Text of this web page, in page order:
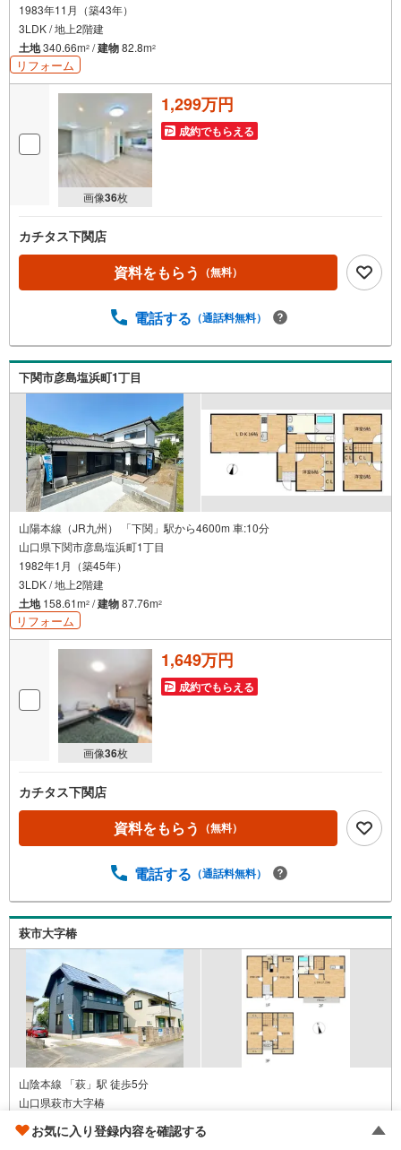
1983年11月（築43年）
3LDK / 地上2階建
土地340.66m2 /建物82.8m2
リフォーム
画像36枚
1,299万円
成約でもらえる
カチタス下関店
資料をもらう （無料）
電話する （通話料無料）
下関市彦島塩浜町1丁目
山陽本線（JR九州） 「下関」駅から4600m 車:10分
山口県下関市彦島塩浜町1丁目
1982年1月（築45年）
3LDK / 地上2階建
土地158.61m2 /建物87.76m2
リフォーム
画像36枚
1,649万円
成約でもらえる
カチタス下関店
資料をもらう （無料）
電話する （通話料無料）
萩市大字椿
山陰本線 「萩」駅 徒歩5分
山口県萩市大字椿
1999年4月（築28年）
4LDK / 地上3階建
お気に入り登録内容を確認する